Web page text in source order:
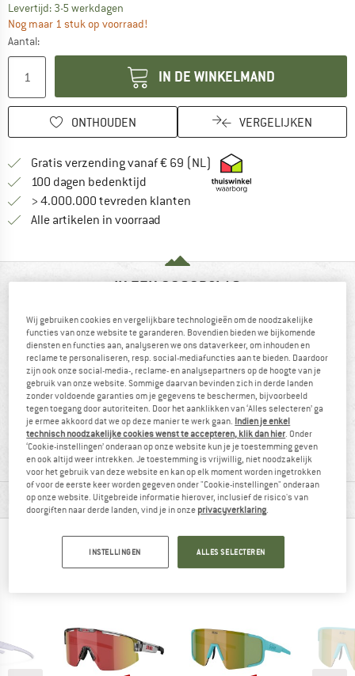
Levertijd: 3-5 werkdagen
Nog maar 1 stuk op voorraad!
Aantal:
IN DE WINKELMAND
ONTHOUDEN VERGELIJKEN
Gratis verzending vanaf € 69 (NL) Vind hier de
100 dagen bedenktijd Vind de betalingsinformatie hier!
> 4.000.000 tevreden klanten
Alle artikelen in voorraad
IN EEN OOGOPSLAG
93% raadt het aan Antifog
MATERIAALGEGEVENS & KENMERKEN
BERGVRIENDEN DIE DIT BEKEKEN HEBBEN,
KEKEN OOK NAAR
Wij gebruiken cookies en vergelijkbare technologieën om de noodzakelijke
functies van onze website te garanderen. Bovendien bieden we bijkomende
diensten en functies aan, analyseren we ons dataverkeer, om inhouden en
reclame te personaliseren, resp. social-mediafuncties aan te bieden. Daardoor
zijn ook onze social-media-, reclame- en analysepartners op de hoogte van je
gebruik van onze website. Sommige daarvan bevinden zich in derde landen
zonder voldoende garanties om je gegevens te beschermen, bijvoorbeeld
tegen toegang door autoriteiten. Door het aanklikken van ‘Alles selecteren’ ga
je ermee akkoord dat we op deze manier te werk gaan. Indien je enkel
technisch noodzakelijke cookies wenst te accepteren, klik dan hier . Onder
‘Cookie-instellingen’ onderaan op onze website kun je je toestemming geven
en ook altijd weer intrekken. Je toestemming is vrijwillig, niet noodzakelijk
voor het gebruik van deze website en kan op elk moment worden ingetrokken
of voor de eerste keer worden gegeven onder "Cookie-instellingen" onderaan
op onze website. Uitgebreide informatie hierover, inclusief de risico's van
doorgiften naar derde landen, vind je in onze privacyverklaring
INSTELLINGEN ALLES SELECTEREN